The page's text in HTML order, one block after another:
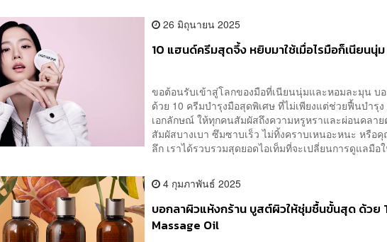
26 มิถุนายน 2025
10 แฮนด์ครีมสุดจึ้ง หยิบมาใช้เมื่อไรมือก็เนียน
ขอต้อนรับเข้าสู่โลกของมือที่เนียนนุ่มและหอมละมุน บ
ด้วย 10 ครีมบำรุงมือสุดพิเศษ ที่ไม่เพียงแต่ช่วยฟื้นบำรุ
เอกลักษณ์ ให้ทุกคนสัมผัสถึงความหรูหราและผ่อนคลาย
สัมผัสบางเบา ซึมซาบเร็ว ไม่ทิ้งคราบเหนอะหนะ หรือ
ลึก เราได้รวบรวมสุดยอดไอเท็มที่จะเปลี่ยนการดูแลมือ
4 กุมภาพันธ์ 2025
บอกลาผิวแห้งกร้าน บูสต์ผิวให้ชุ่มชื้นขั้นสุด ด้วย
Massage Oil